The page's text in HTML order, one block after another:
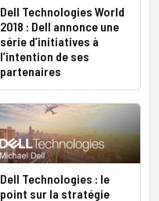
Dell Technologies World
2018 : Dell annonce une
série d’initiatives à
l’intention de ses
partenaires
Dell Technologies : le
point sur la stratégie